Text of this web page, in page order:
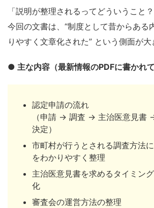
「説明が整理されるってどういうこと？
今回の文書は、“制度として昔からある
りやすく文章化された” という側面が大
● 主な内容（最新情報のPDFに書かれて
認定申請の流れ
（申請 → 調査 → 主治医意見書
決定）
市町村が行うとされる調査方法
をわかりやすく整理
主治医意見書を求めるタイミン
化
審査会の運営方法の整理